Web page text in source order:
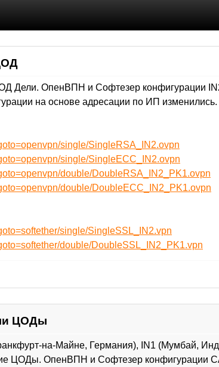
Дели. ОпенВПН и Софтезер конфигурации
на основе адресации по ИП изменились.
single/SingleRSA_IN2.ovpn
single/SingleECC_IN2.ovpn
double/DoubleRSA_IN2_PK1.ovpn
double/DoubleECC_IN2_PK1.ovpn
single/SingleSSL_IN2.vpn
double/DoubleSSL_IN2_PK1.vpn
ЦОДы
на-Майне, Германия), IN1 (Мумбай,
ЦОДы. ОпенВПН и Софтезер конфигурации